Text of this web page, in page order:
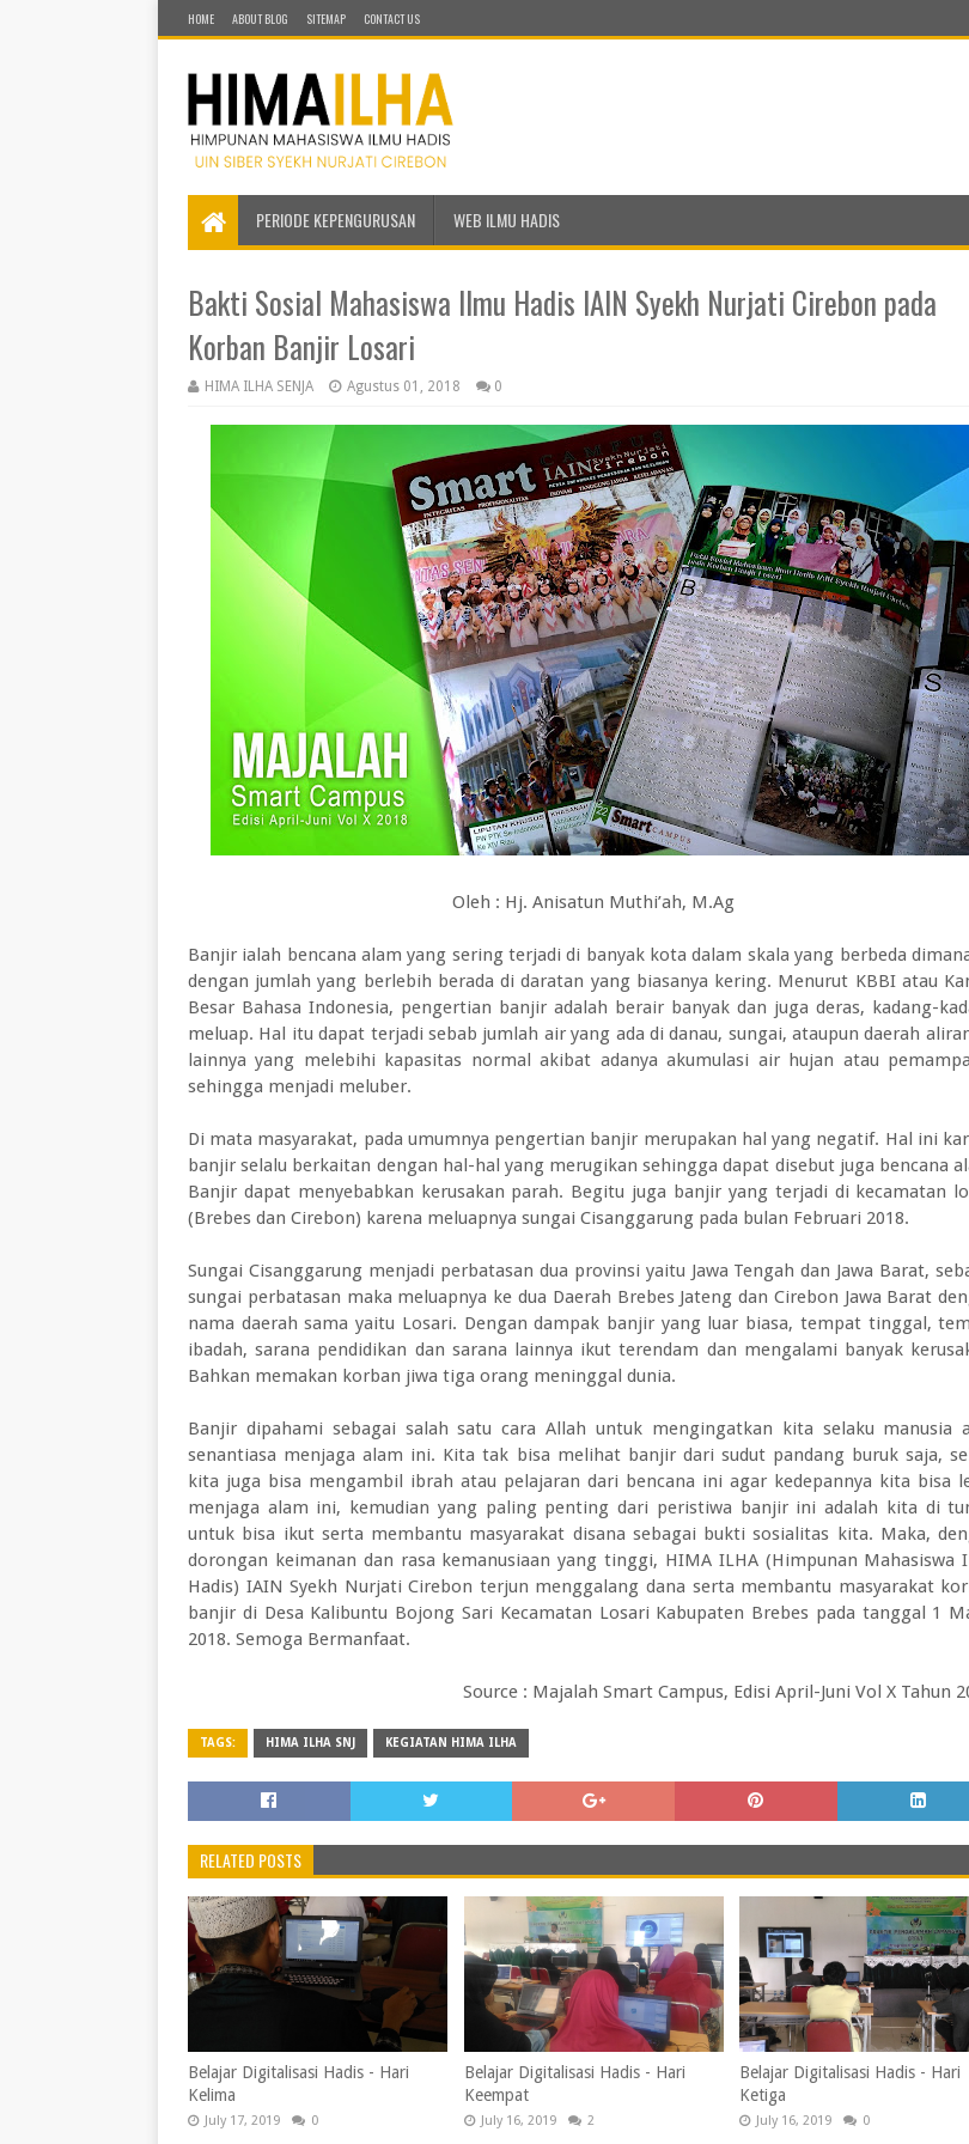
HOME ABOUT BLOG SITEMAP CONTACT US
PERIODE KEPENGURUSAN WEB ILMU HADIS
Bakti Sosial Mahasiswa Ilmu Hadis IAIN Syekh Nurjati Cirebon pada
Korban Banjir Losari
HIMA ILHA SENJA Agustus 01, 2018 0
Oleh : Hj. Anisatun Muthi’ah, M.Ag
Banjir ialah bencana alam yang sering terjadi di banyak kota dalam skala yang berbeda
dengan jumlah yang berlebih berada di daratan yang biasanya kering. Menurut KBBI atau
Besar Bahasa Indonesia, pengertian banjir adalah berair banyak dan juga deras, kadang-
meluap. Hal itu dapat terjadi sebab jumlah air yang ada di danau, sungai, ataupun daerah
lainnya yang melebihi kapasitas normal akibat adanya akumulasi air hujan atau
sehingga menjadi meluber.
Di mata masyarakat, pada umumnya pengertian banjir merupakan hal yang negatif. Hal ini
banjir selalu berkaitan dengan hal-hal yang merugikan sehingga dapat disebut juga bencana
Banjir dapat menyebabkan kerusakan parah. Begitu juga banjir yang terjadi di kecamatan
(Brebes dan Cirebon) karena meluapnya sungai Cisanggarung pada bulan Februari 2018.
Sungai Cisanggarung menjadi perbatasan dua provinsi yaitu Jawa Tengah dan Jawa Barat,
sungai perbatasan maka meluapnya ke dua Daerah Brebes Jateng dan Cirebon Jawa Barat
nama daerah sama yaitu Losari. Dengan dampak banjir yang luar biasa, tempat tinggal,
ibadah, sarana pendidikan dan sarana lainnya ikut terendam dan mengalami banyak
Bahkan memakan korban jiwa tiga orang meninggal dunia.
Banjir dipahami sebagai salah satu cara Allah untuk mengingatkan kita selaku manusia
senantiasa menjaga alam ini. Kita tak bisa melihat banjir dari sudut pandang buruk saja,
kita juga bisa mengambil ibrah atau pelajaran dari bencana ini agar kedepannya kita bisa
menjaga alam ini, kemudian yang paling penting dari peristiwa banjir ini adalah kita di
untuk bisa ikut serta membantu masyarakat disana sebagai bukti sosialitas kita. Maka,
dorongan keimanan dan rasa kemanusiaan yang tinggi, HIMA ILHA (Himpunan Mahasiswa
Hadis) IAIN Syekh Nurjati Cirebon terjun menggalang dana serta membantu masyarakat
banjir di Desa Kalibuntu Bojong Sari Kecamatan Losari Kabupaten Brebes pada tanggal 1
2018. Semoga Bermanfaat.
Source : Majalah Smart Campus, Edisi April-Juni Vol X Tahun
TAGS: HIMA ILHA SNJ KEGIATAN HIMA ILHA
RELATED POSTS
Belajar Digitalisasi Hadis - Hari
Kelima
July 17, 2019 0
Belajar Digitalisasi Hadis - Hari
Keempat
July 16, 2019 2
Belajar Digitalisasi Hadis - Hari
Ketiga
July 16, 2019 0